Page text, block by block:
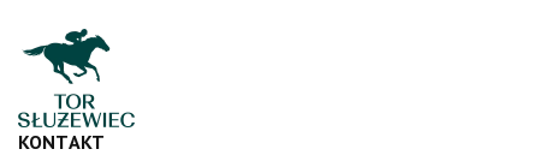
KONTAKT